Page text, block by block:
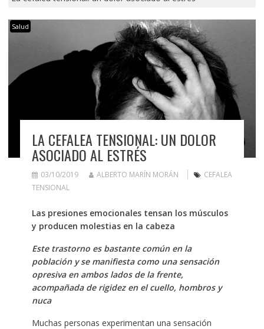
Salud
LA CEFALEA TENSIONAL: UN DOLOR
ASOCIADO AL ESTRÉS
03/10/2019 ALBERTO MARÍN MORÁN
CEFALEA
TENSIONAL
Las presiones emocionales tensan los músculos
y producen molestias en la cabeza
Este trastorno es bastante común en la
población y se manifiesta como una sensación
opresiva en ambos lados de la frente,
acompañada de rigidez en el cuello, hombros y
nuca
Muchas personas experimentan una sensación